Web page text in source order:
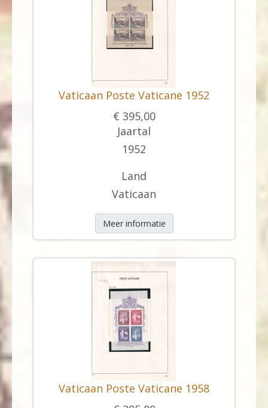
Vaticaan Poste Vaticane 1952
€ 395,00
Jaartal
1952
Land
Vaticaan
Meer informatie
Vaticaan Poste Vaticane 1958